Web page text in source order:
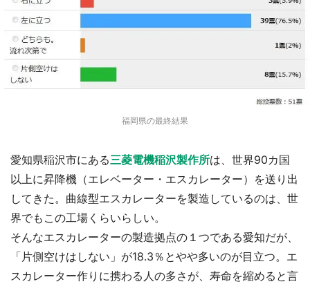
福岡県の最終結果
愛知県稲沢市にある三菱電機稲沢製作所は、世界90カ国
以上に昇降機（エレベーター・エスカレーター）を送り出
してきた。曲線型エスカレーターを製造しているのは、世
界でもこの工場くらいらしい。
そんなエスカレーターの製造拠点の１つである愛知だが、
「片側空けはしない」が18.3％とやや多いのが目立つ。エ
スカレーター作りに携わる人の多さが、寿命を縮めると言